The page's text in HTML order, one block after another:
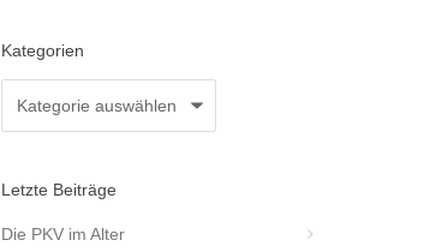
Kategorien
Letzte Beiträge
Die PKV im Alter